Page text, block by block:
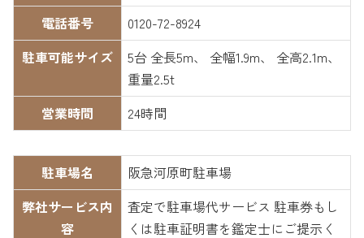
電話番号
0120-72-8924
駐車可能サイズ
5台 全長5m、 全幅1.9m、 全高2.1m、
重量2.5t
営業時間
24時間
駐車場名
阪急河原町駐車場
弊社サービス内
容
査定で駐車場代サービス 駐車券もし
くは駐車証明書を鑑定士にご提示く